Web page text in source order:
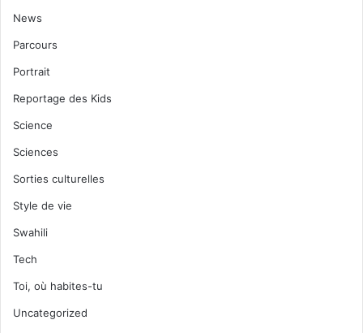
News
Parcours
Portrait
Reportage des Kids
Science
Sciences
Sorties culturelles
Style de vie
Swahili
Tech
Toi, où habites-tu
Uncategorized